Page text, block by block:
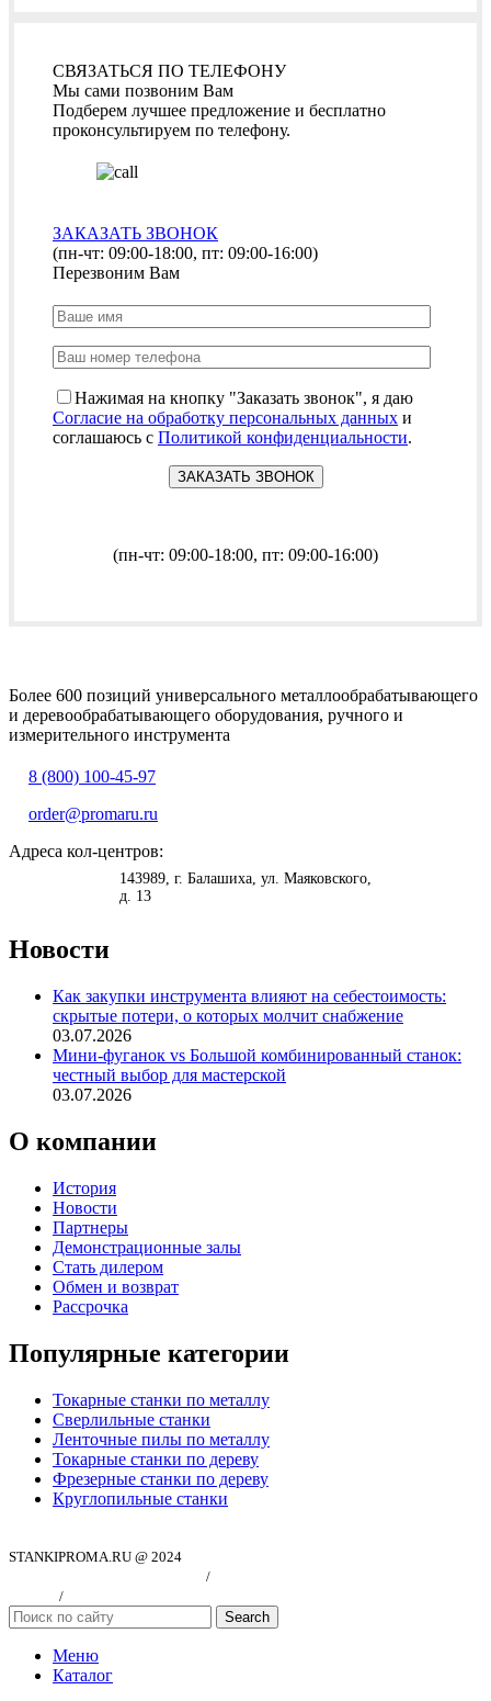
СВЯЗАТЬСЯ ПО ТЕЛЕФОНУ
Мы сами позвоним Вам
Подберем лучшее предложение и бесплатно
проконсультируем по телефону.
ЗАКАЗАТЬ ЗВОНОК
(пн-чт: 09:00-18:00, пт: 09:00-16:00)
Перезвоним Вам
Нажимая на кнопку "Заказать звонок", я даю
Согласие на обработку персональных данных и
соглашаюсь с Политикой конфиденциальности.
(пн-чт: 09:00-18:00, пт: 09:00-16:00)
Более 600 позиций универсального металлообрабатывающего
и деревообрабатывающего оборудования, ручного и
измерительного инструмента
8 (800) 100-45-97
order@promaru.ru
Адреса кол-центров:
143989 , г. Балашиха ул. Маяковского,
д. 13
Новости
Как закупки инструмента влияют на себестоимость:
скрытые потери, о которых молчит снабжение
03.07.2026
Мини-фуганок vs Большой комбинированный станок:
честный выбор для мастерской
03.07.2026
О компании
История
Новости
Партнеры
Демонстрационные залы
Стать дилером
Обмен и возврат
Рассрочка
Популярные категории
Токарные станки по металлу
Сверлильные станки
Ленточные пилы по металлу
Токарные станки по дереву
Фрезерные станки по дереву
Круглопильные станки
STANKIPROMA.RU @ 2024
/
/
Search
Меню
Каталог